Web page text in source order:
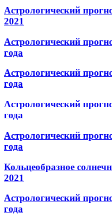
Астрологический
2021
Астрологический
года
Астрологический
года
Астрологический
года
Астрологический
года
Кольцеобразное
2021
Астрологический
года